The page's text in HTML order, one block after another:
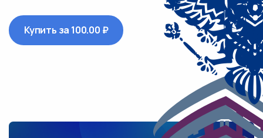
Купить за 100.00 ₽